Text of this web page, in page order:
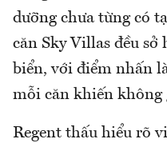
dưỡng chưa từng có
căn Sky Villas đều
biển, với điểm nhấn
mỗi căn khiến không
Regent thấu hiểu rõ